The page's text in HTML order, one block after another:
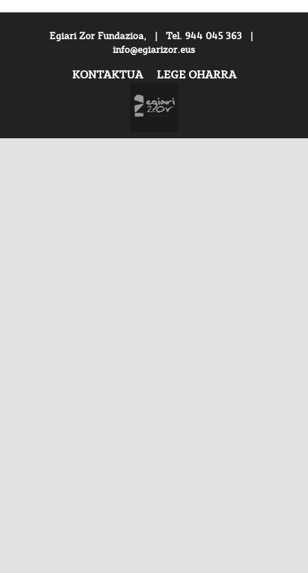
Egiari Zor Fundazioa, | Tel. 944 045 363 |
info@egiarizor.eus
KONTAKTUA LEGE OHARRA